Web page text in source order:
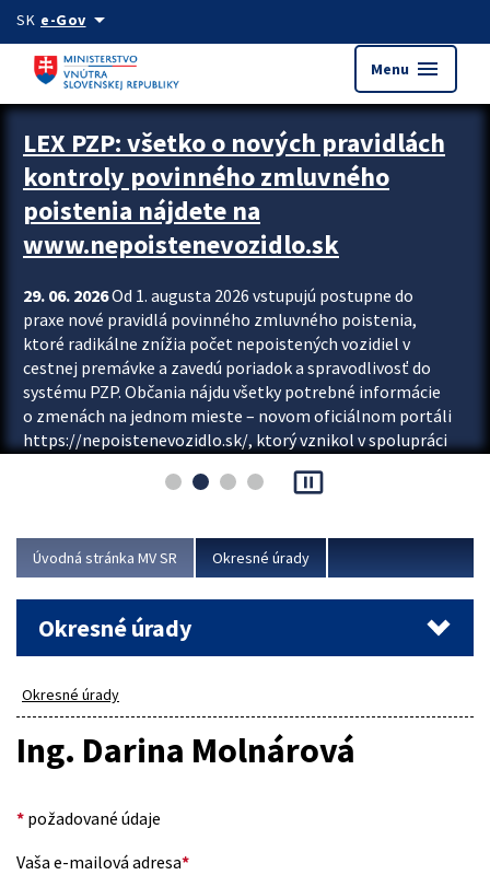
Preskocit na hlavný obsah
SK e-Govarrow_drop_down
Menu menu
Zastavit automatický posun upútavok
LEX PZP: všetko o nových pravidlách
kontroly povinného zmluvného
poistenia nájdete na
www.nepoistenevozidlo.sk
29. 06. 2026Od 1. augusta 2026 vstupujú postupne do
praxe nové pravidlá povinného zmluvného poistenia,
ktoré radikálne znížia počet nepoistených vozidiel v
cestnej premávke a zavedú poriadok a spravodlivosť do
systému PZP. Občania nájdu všetky potrebné informácie
o zmenách na jednom mieste – novom oficiálnom portáli
https://nepoistenevozidlo.sk/, ktorý vznikol v spolupráci
asociácie poisťovní (SLASPO) a Ministerstva vnútra SR.
Viac
pause_presentation
Úvodná stránka MV SR Okresné úrady
Okresné úrady
Okresné úrady
Ing. Darina Molnárová
* požadované údaje
Vaša e-mailová adresa*